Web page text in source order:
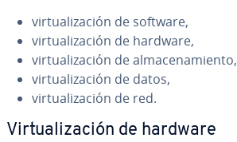
vi­r­tua­li­za­ción de software,
vi­r­tua­li­za­ción de hardware,
vi­r­tua­li­za­ción de al­ma­ce­na­mie­n­to,
vi­r­tua­li­za­ción de datos,
vi­r­tua­li­za­ción de red.
Vi­r­tua­li­za­ción de hardware